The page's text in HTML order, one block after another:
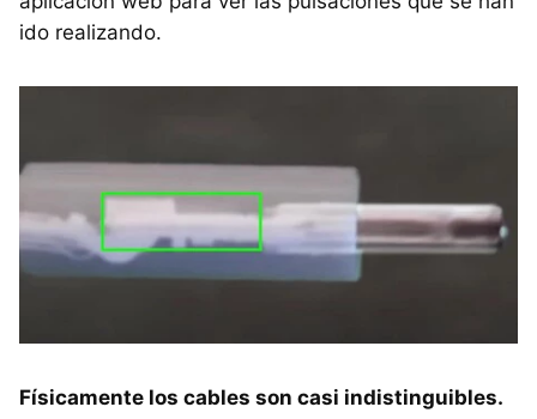
ido realizando.
Físicamente los cables son casi indistinguibles.